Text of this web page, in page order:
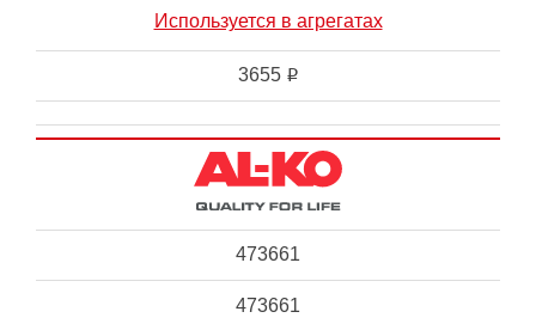
Используется в агрегатах
3655 i
473661
473661